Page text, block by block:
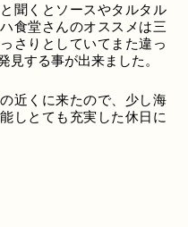
聞くとソースやタルタル
食堂さんのオススメは三
さりとしていてまた違っ
見する事が出来ました。
近くに来たので、少し海
しとても充実した休日に